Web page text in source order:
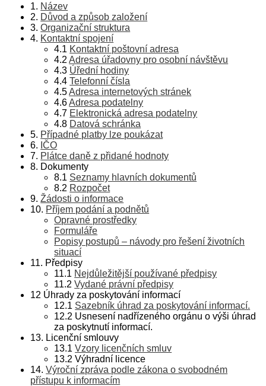
1. Název
2. Důvod a způsob založení
3.Organizační struktura
4. Kontaktní spojení
4.1 Kontaktní poštovní adresa
4.2Adresa úřadovny pro osobní návštěvu
4.3 Úřední hodiny
4.4Telefonní čísla
4.5Adresa internetových stránek
4.6Adresa podatelny
4.7 Elektronická adresa podatelny
4.8 Datová schránka
5. Případné platby lze poukázat
6. IČO
7. Plátce daně z přidané hodnoty
8. Dokumenty
8.1 Seznamy hlavních dokumentů
8.2 Rozpočet
9.Žádosti o informace
10. Příjem podání a podnětů
Opravné prostředky
Formuláře
Popisy postupů – návody pro řešení životních
situací
11. Předpisy
11.1 Nejdůležitější používané předpisy
11.2Vydané právní předpisy
12 Úhrady za poskytování informací
12.1 Sazebník úhrad za poskytování informací.
12.2 Usnesení nadřízeného orgánu o výši úhrad
za poskytnutí informací.
13. Licenční smlouvy
13.1Vzory licenčních smluv
13.2 Výhradní licence
14.Výroční zpráva podle zákona o svobodném
přístupu k informacím